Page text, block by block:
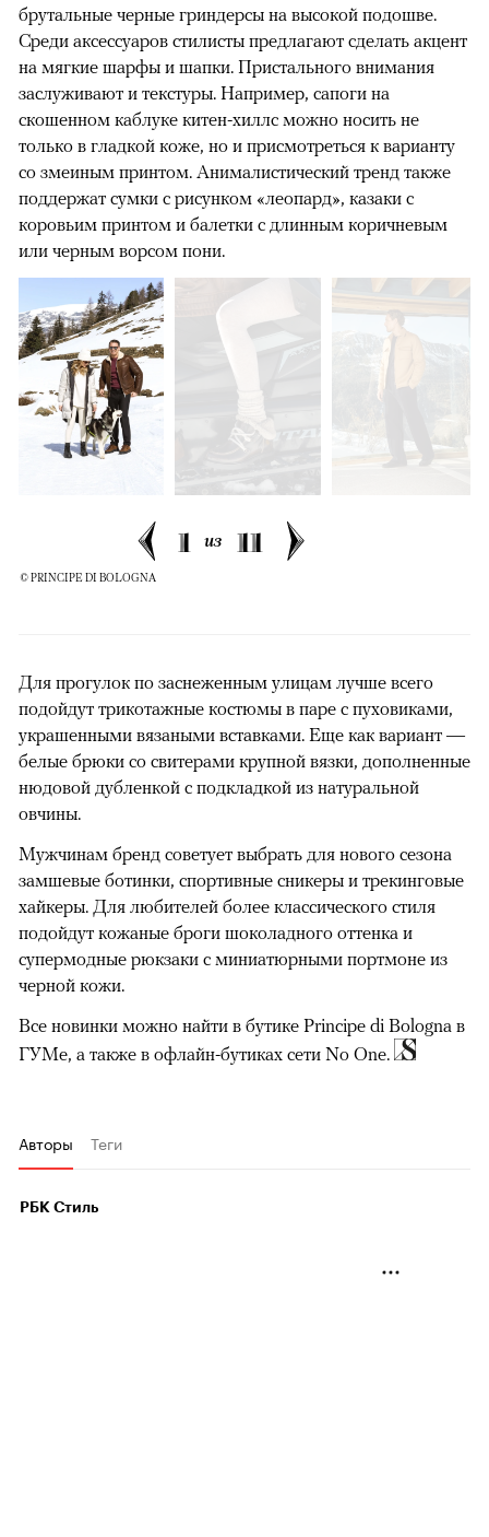
брутальные черные гриндерсы на высокой подошве.
Среди аксессуаров стилисты предлагают сделать акцент
на мягкие шарфы и шапки. Пристального внимания
заслуживают и текстуры. Например, сапоги на
скошенном каблуке китен-хиллс можно носить не
только в гладкой коже, но и присмотреться к варианту
со змеиным принтом. Анималистический тренд также
поддержат сумки с рисунком «леопард», казаки с
коровьим принтом и балетки с длинным коричневым
или черным ворсом пони.
1 из 11
© PRINCIPE DI BOLOGNA
00:00 / 00:00
Для прогулок по заснеженным улицам лучше всего
подойдут трикотажные костюмы в паре с пуховиками,
украшенными вязаными вставками. Еще как вариант —
белые брюки со свитерами крупной вязки, дополненные
нюдовой дубленкой с подкладкой из натуральной
овчины.
Мужчинам бренд советует выбрать для нового сезона
замшевые ботинки, спортивные сникеры и трекинговые
хайкеры. Для любителей более классического стиля
подойдут кожаные броги шоколадного оттенка и
супермодные рюкзаки с миниатюрными портмоне из
черной кожи.
Все новинки можно найти в бутике Principe di Bologna в
ГУМе, а также в офлайн-бутиках сети No One.
Авторы Теги
РБК Стиль